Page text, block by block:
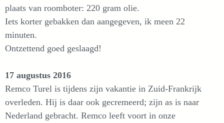
plaats van roomboter: 220 gram olie.
Iets korter gebakken dan aangegeven, ik meen 22
minuten.
Ontzettend goed geslaagd!
17 augustus 2016
Remco Turel is tijdens zijn vakantie in Zuid-Frankrijk
overleden. Hij is daar ook gecremeerd; zijn as is naar
Nederland gebracht. Remco leeft voort in onze